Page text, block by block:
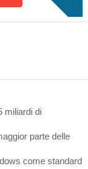
miliardi di
parte delle
come standard